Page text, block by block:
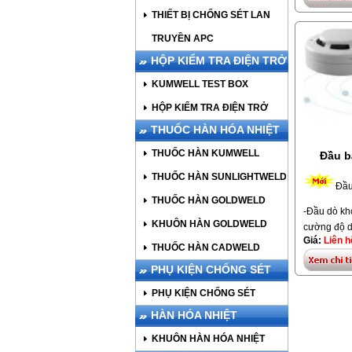
THIẾT BỊ CHỐNG SÉT LAN
TRUYỀN APC
HỘP KIỂM TRA ĐIỆN TRỞ
KUMWELL TEST BOX
HỘP KIỂM TRA ĐIỆN TRỞ
THUỐC HÀN HÓA NHIỆT
THUỐC HÀN KUMWELL
THUỐC HÀN SUNLIGHTWELD
THUỐC HÀN GOLDWELD
KHUÔN HÀN GOLDWELD
THUỐC HÀN CADWELD
PHỤ KIỆN CHỐNG SÉT
PHỤ KIỆN CHỐNG SÉT
HÀN HÓA NHIỆT
KHUÔN HÀN HÓA NHIỆT
Hiệu
Đầu
-Đầu dò
cường độ
dòng nhận
40mA,
EN54,
Giá: Liên